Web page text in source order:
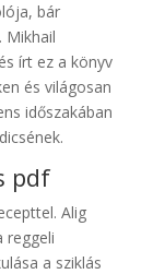
bár
Mikhail
írt ez a könyv
és világosan
időszakában
pdf
Alig
reggeli
a sziklás